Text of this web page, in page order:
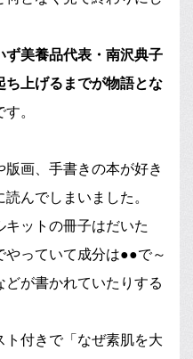
ず美養品代表・南沢典子
ち上げるまでが物語とな
。
版画、手書きの本が好き
んでしまいました。
ットの冊子はだいた
やっていて成分は●●で～
どが書かれていたりする
ト付きで「なぜ素肌を大